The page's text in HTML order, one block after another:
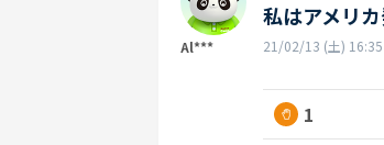
Al***
私はアメリカ
21/02/13 (土) 16:35
1